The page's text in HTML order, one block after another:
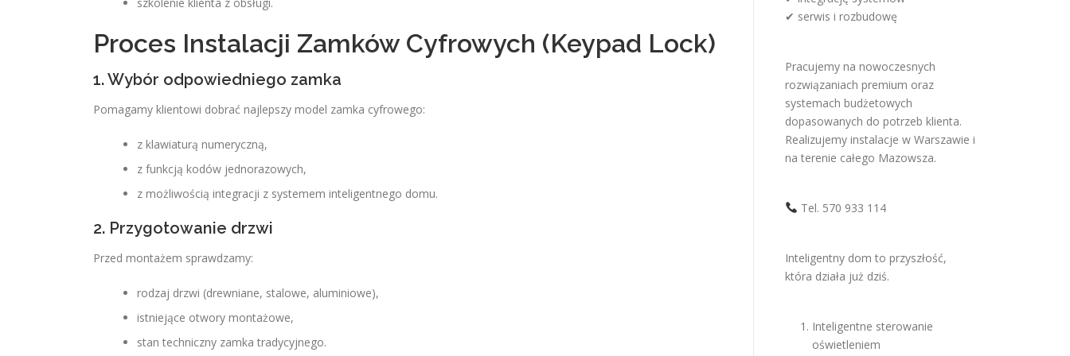
Proces Instalacji Zamków Cyfrowych (Keypad Lock)
1. Wybór odpowiedniego zamka
Pomagamy klientowi dobrać najlepszy model zamka cyfrowego:
z klawiaturą numeryczną,
z funkcją kodów jednorazowych,
z możliwością integracji z systemem inteligentnego domu.
2. Przygotowanie drzwi
Przed montażem sprawdzamy:
rodzaj drzwi (drewniane, stalowe, aluminiowe),
istniejące otwory montażowe,
stan techniczny zamka tradycyjnego.
✔ serwis i rozbudowę
Pracujemy na nowoczesnych
rozwiązaniach premium oraz
systemach budżetowych
dopasowanych do potrzeb klienta.
Realizujemy instalacje w Warszawie i
na terenie całego Mazowsza.
Tel. 570 933 114
Inteligentny dom to przyszłość,
która działa już dziś.
Inteligentne sterowanie
oświetleniem